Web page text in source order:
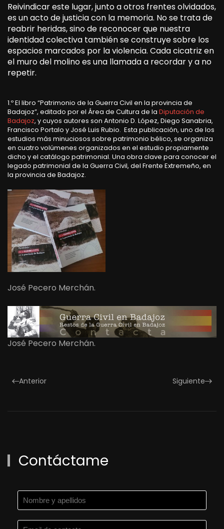
Reivindicar este lugar, junto a otros frentes olvidados,
es un acto de justicia con la memoria. No se trata de
reabrir heridas, sino de reconocer que nuestra
identidad colectiva también se construye sobre los
espacios marcados por la violencia. Cada cicatriz en
el muro del molino es una llamada a recordar y a no
repetir.
1.º El libro “Patrimonio de la Guerra Civil en la provincia de
Badajoz”, editado por el Área de Cultura de la Diputación de
Badajoz, y cuyos autores son Antonio D. López, Diego Sanabria,
Francisco Portalo y José Luis Rubio. Esta publicación, uno de los
estudios más minuciosos sobre patrimonio bélico, se organiza
en cuatro volúmenes organizados en el estudio propiamente
dicho y el catálogo patrimonial. Una obra clave para conocer el
legado patrimonial de la Guerra Civil, del Frente Extremeño, en
la provincia de Badajoz.
José Pecero Merchán.
José Pecero Merchán.
Anterior Siguiente
Contáctame